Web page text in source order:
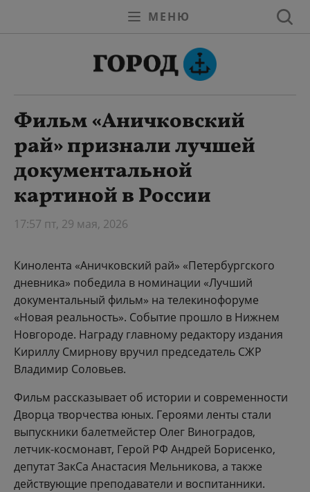
МЕНЮ
Фильм «Аничковский
рай» признали лучшей
документальной
картиной в России
17:57 пт, 29 мая, 2026
Кинолента «Аничковский рай» «Петербургского
дневника» победила в номинации «Лучший
документальный фильм» на телекинофоруме
«Новая реальность». Событие прошло в Нижнем
Новгороде. Награду главному редактору издания
Кириллу Смирнову вручил председатель СЖР
Владимир Соловьев.
Фильм рассказывает об истории и современности
Дворца творчества юных. Героями ленты стали
выпускники балетмейстер Олег Виноградов,
летчик-космонавт, Герой РФ Андрей Борисенко,
депутат ЗакСа Анастасия Мельникова, а также
действующие преподаватели и воспитанники.